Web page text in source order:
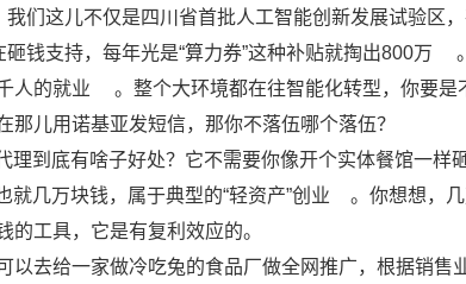
们这儿不仅是四川省首批人工智能创新发展试验区
钱支持，每年光是“算力券”这种补贴就掏出800万
人的就业
。整个大环境都在往智能化转型，你要是
那儿用诺基亚发短信，那你不落伍哪个落伍？
到底有啥子好处？它不需要你像开个实体餐馆一样
几万块钱，属于典型的“轻资产”创业
。你想想，
工具，它是有复利效应的。
去给一家做冷吃兔的食品厂做全网推广，根据销售